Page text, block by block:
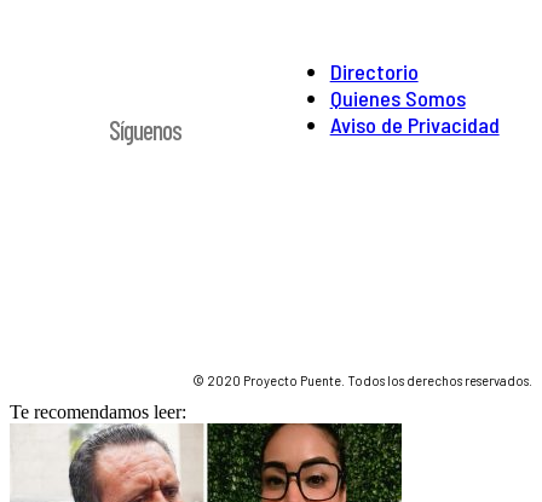
Directorio
Quienes Somos
Aviso de Privacidad
Síguenos
© 2020 Proyecto Puente. Todos los derechos reservados.
Te recomendamos leer: